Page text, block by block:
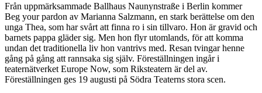
Från uppmärksammade Ballhaus Naunynstraße i Berlin kommer
Beg your pardon av Marianna Salzmann, en stark berättelse om den
unga Thea, som har svårt att finna ro i sin tillvaro. Hon är gravid och
barnets pappa gläder sig. Men hon flyr utomlands, för att komma
undan det traditionella liv hon vantrivs med. Resan tvingar henne
gång på gång att rannsaka sig själv. Föreställningen ingår i
teaternätverket Europe Now, som Riksteatern är del av.
Föreställningen ges 19 augusti på Södra Teaterns stora scen.